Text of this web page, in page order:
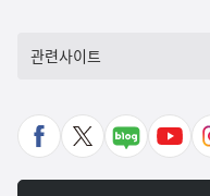
관련사이트
페
X
네
유